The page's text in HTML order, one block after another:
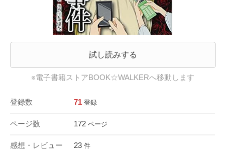
試し読みする
※電子書籍ストアBOOK☆WALKERへ移動します
登録数 71 登録
ページ数 172 ページ
感想・レビュー 23 件